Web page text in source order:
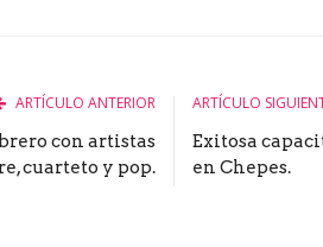
ARTÍCULO ANTERIOR
con artistas
cuarteto y pop.
ARTÍCULO
Exitosa
en Chepes.